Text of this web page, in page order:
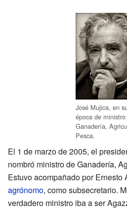
José Mujica, en
época de
Ganadería,
Pesca.
El 1 de marzo de 2005, el
nombró ministro de Ganadería,
Estuvo acompañado por Ernesto
agrónomo, como subsecretario.
verdadero ministro iba a ser